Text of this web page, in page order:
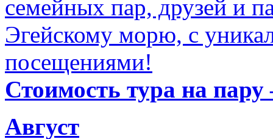
семейных пар, друзей и
Эгейскому морю, с
посещениями!
Стоимость тура на пару
Август